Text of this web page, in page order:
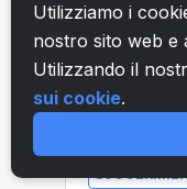
Utilizziamo i
nostro sito web e
Utilizzando il
sui cookie.